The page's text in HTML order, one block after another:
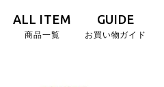
ALL ITEM
商品一覧
GUIDE
お買い物ガイド